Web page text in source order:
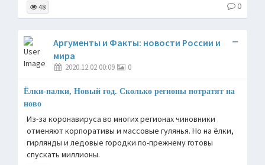
48 0
Аргументы и Факты: новости России и
мира
2020.12.02 00:09 0
Ёлки-палки, Новый год. Сколько регионы потратят на
ново
Из-за коронавируса во многих регионах чиновники
отменяют корпоративы и массовые гулянья. Но на ёлки,
гирлянды и ледовые городки по-прежнему готовы
спускать миллионы.